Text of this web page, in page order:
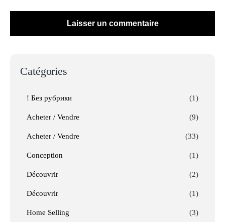
Catégories
! Без рубрики (1)
Acheter / Vendre (9)
Acheter / Vendre (33)
Conception (1)
Découvrir (2)
Découvrir (1)
Home Selling (3)